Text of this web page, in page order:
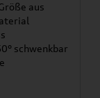
aus
schwenkbar